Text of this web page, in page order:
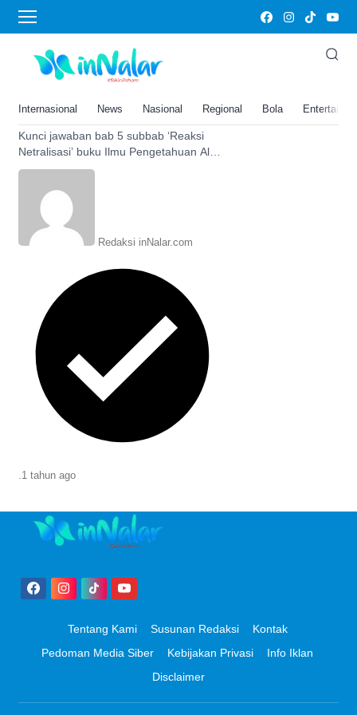
Internasional News Nasional Regional Bola
reaksi netralisasi
Bab 5 Reaksi Netralisasi, Kunci
Jawaban IPA kelas 9 SMP Hal.
Revisi
Kunci jawaban bab 5 subbab ‘Reaksi
Netralisasi’ buku Ilmu Pengetahuan Alam
kelas 9 SMP halaman 129 Kurikulum
Redaksi inNalar.com
.1 tahun ago
Tentang Kami Susunan Redaksi
Kontak
Pedoman Media Siber
Kebijakan Privasi
Info Iklan
Disclaimer